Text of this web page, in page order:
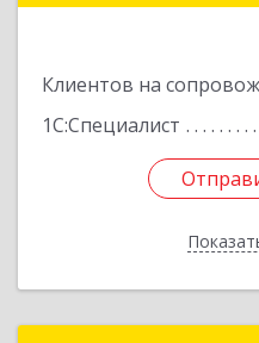
Клиентов на
1С:Специалист